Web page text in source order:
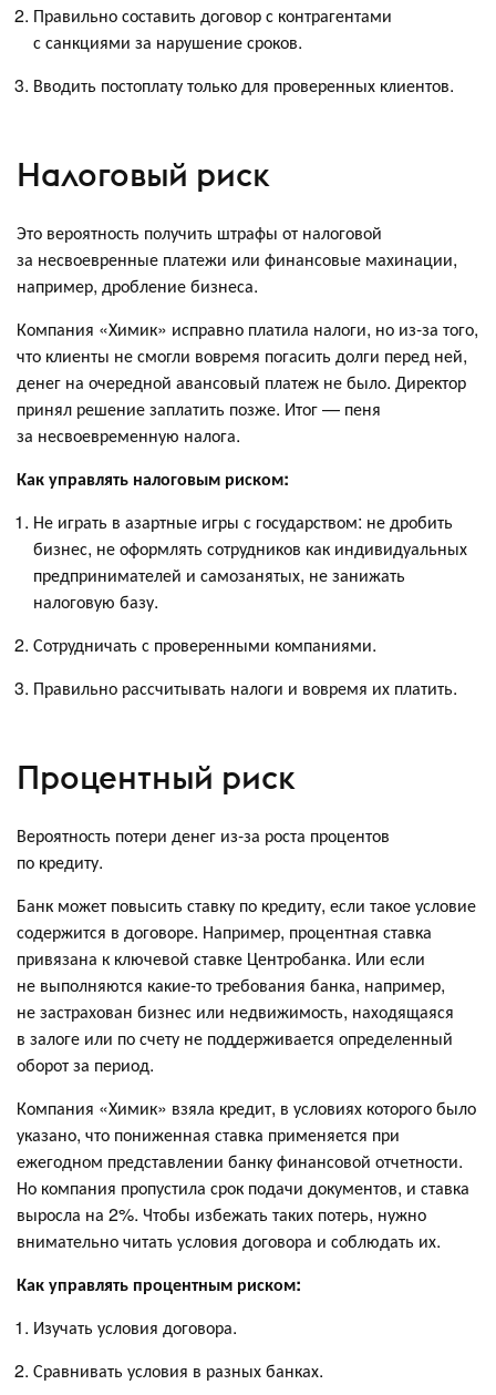
Правильно составить договор с контрагентами
с санкциями за нарушение сроков.
Вводить постоплату только для проверенных клиентов.
Налоговый риск
Это вероятность получить штрафы от налоговой
за несвоевренные платежи или финансовые махинации,
например, дробление бизнеса.
Компания «Химик» исправно платила налоги, но из-за того,
что клиенты не смогли вовремя погасить долги перед ней,
денег на очередной авансовый платеж не было. Директор
принял решение заплатить позже. Итог — пеня
за несвоевременную налога.
Как управлять налоговым риском:
Не играть в азартные игры с государством: не дробить
бизнес, не оформлять сотрудников как индивидуальных
предпринимателей и самозанятых, не занижать
налоговую базу.
Сотрудничать с проверенными компаниями.
Правильно рассчитывать налоги и вовремя их платить.
Процентный риск
Вероятность потери денег из-за роста процентов
по кредиту.
Банк может повысить ставку по кредиту, если такое условие
содержится в договоре. Например, процентная ставка
привязана к ключевой ставке Центробанка. Или если
не выполняются какие-то требования банка, например,
не застрахован бизнес или недвижимость, находящаяся
в залоге или по счету не поддерживается определенный
оборот за период.
Компания «Химик» взяла кредит, в условиях которого было
указано, что пониженная ставка применяется при
ежегодном представлении банку финансовой отчетности.
Но компания пропустила срок подачи документов, и ставка
выросла на 2%. Чтобы избежать таких потерь, нужно
внимательно читать условия договора и соблюдать их.
Как управлять процентным риском:
Изучать условия договора.
Сравнивать условия в разных банках.